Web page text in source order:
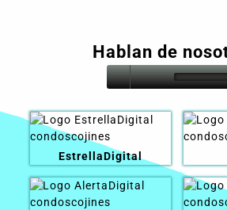
Hablan de
EstrellaDigital